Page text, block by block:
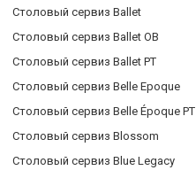
Столовый сервиз Ballet
Столовый сервиз Ballet OB
Столовый сервиз Ballet PT
Столовый сервиз Belle Epoque
Столовый сервиз Belle Époque PT
Столовый сервиз Blossom
Столовый сервиз Blue Legacy